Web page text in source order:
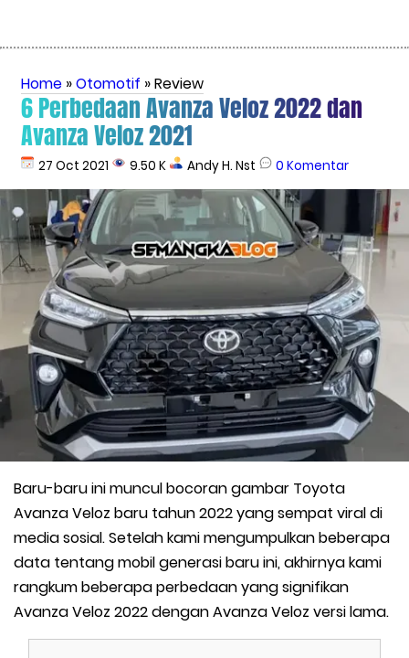
Home»Otomotif » Review
6 Perbedaan Avanza Veloz 2022 dan
Avanza Veloz 2021
27 Oct 2021 9.50 K Andy H. Nst 0 Komentar
Baru-baru ini muncul bocoran gambar Toyota
Avanza Veloz baru tahun 2022 yang sempat viral di
media sosial. Setelah kami mengumpulkan beberapa
data tentang mobil generasi baru ini, akhirnya kami
rangkum beberapa perbedaan yang signifikan
Avanza Veloz 2022 dengan Avanza Veloz versi lama.